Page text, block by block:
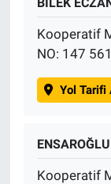
Kooperatif
NO: 147
Yol Tarifi
Kooperatif